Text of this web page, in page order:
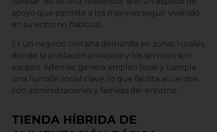
apoyo que permite a los mayores seguir viviendo
en su entorno habitual.
Es un negocio con alta demanda en zonas rurales,
donde la población envejece y los servicios son
escasos. Además, genera empleo local y cumple
una función social clave, lo que facilita acuerdos
con administraciones y familias del entorno.
TIENDA HÍBRIDA DE